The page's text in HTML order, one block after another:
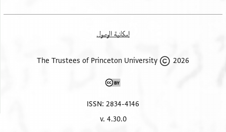
إمكانية الوصول
2026 The Trustees of Princeton University
ISSN: 2834-4146
v. 4.30.0